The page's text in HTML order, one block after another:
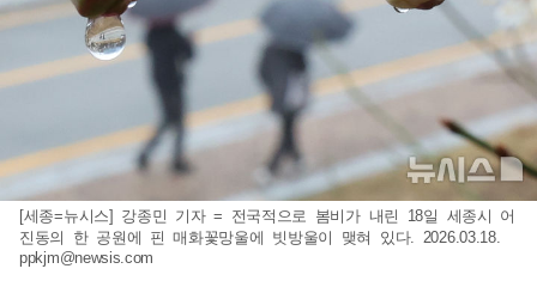
[세종=뉴시스] 강종민 기자 = 전국적으로 봄비가 내린 18일 세종시 어
진동의 한 공원에 핀 매화꽃망울에 빗방울이 맺혀 있다. 2026.03.18.
ppkjm@newsis.com